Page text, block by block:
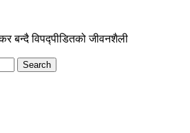
बन्दै विपद्पीडितको जीवनशैली